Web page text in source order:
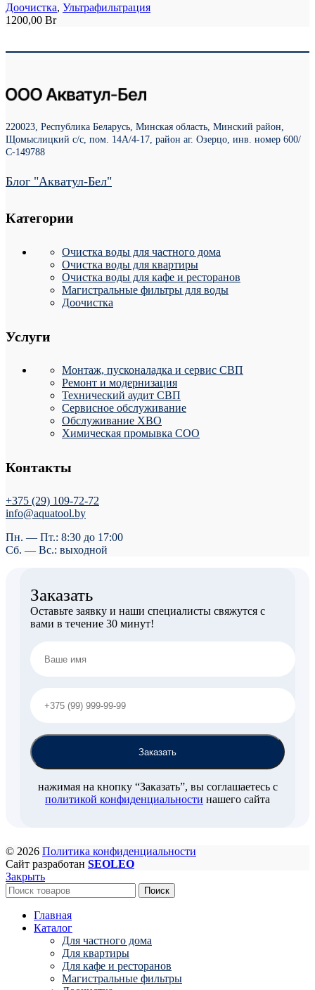
Доочистка, Ультрафильтрация
1200,00 Br
220023, Республика Беларусь, Минская область, Минский район,
Щомыслицкий с/с, пом. 14А/4-17, район аг. Озерцо, инв. номер 600/
С-149788
Блог "Акватул-Бел"
Категории
Очистка воды для частного дома
Очистка воды для квартиры
Очистка воды для кафе и ресторанов
Магистральные фильтры для воды
Доочистка
Услуги
Монтаж, пусконаладка и сервис СВП
Ремонт и модернизация
Технический аудит СВП
Сервисное обслуживание
Обслуживание ХВО
Химическая промывка СОО
Контакты
+375 (29) 109-72-72
info@aquatool.by
Пн. — Пт.: 8:30 до 17:00
Сб. — Вс.: выходной
Заказать
Оставьте заявку и наши специалисты свяжутся с
вами в течение 30 минут!
нажимая на кнопку “Заказать”, вы соглашаетесь с
политикой конфиденциальности нашего сайта
© 2026 Политика конфиденциальности
Сайт разработан SEOLEO
Закрыть
Поиск
Главная
Каталог
Для частного дома
Для квартиры
Для кафе и ресторанов
Магистральные фильтры